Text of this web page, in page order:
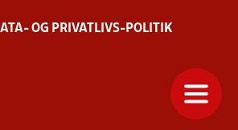
OG PRIVATLIVS-POLITIK